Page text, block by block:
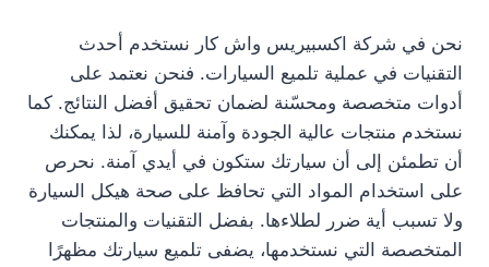
نحن في شركة اكسبيريس واش كار نستخدم أحدث
التقنيات في عملية تلميع السيارات. فنحن نعتمد على
أدوات متخصصة ومحسّنة لضمان تحقيق أفضل النتائج. كما
نستخدم منتجات عالية الجودة وآمنة للسيارة، لذا يمكنك
أن تطمئن إلى أن سيارتك ستكون في أيدي آمنة. نحرص
على استخدام المواد التي تحافظ على صحة هيكل السيارة
ولا تسبب أية ضرر لطلاءها. بفضل التقنيات والمنتجات
المتخصصة التي نستخدمها، يضفى تلميع سيارتك مظهرًا